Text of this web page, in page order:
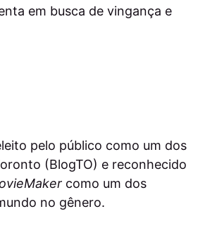
em busca de vingança e
pelo público como um dos
(BlogTO) e reconhecido
como um dos
no gênero.